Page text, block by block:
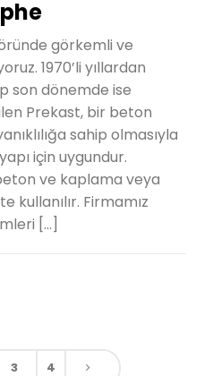
görkemli ve
1970’li yıllardan
son dönemde ise
Prekast, bir beton
sahip olmasıyla
için uygundur.
ve kaplama veya
kullanılır. Firmamız
[…]
3 4